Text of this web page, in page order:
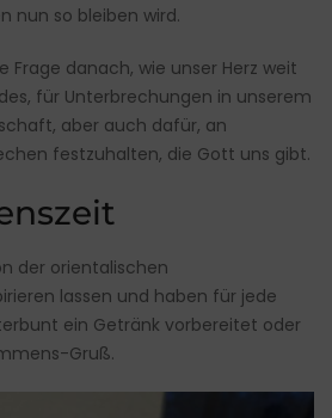
nun so bleiben wird.
Frage danach, wie unser Herz weit
für Unterbrechungen in unserem
aber auch dafür, an
festzuhalten, die Gott uns gibt.
der orientalischen
lassen und haben für jede
ein Getränk vorbereitet oder
Gruß.